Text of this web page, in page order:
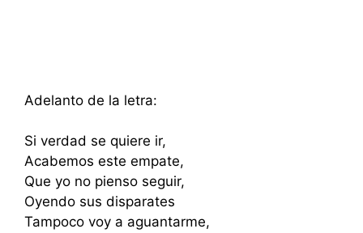
Adelanto de la letra:
Si verdad se quiere ir,
Acabemos este empate,
Que yo no pienso seguir,
Oyendo sus disparates
Tampoco voy a aguantarme,